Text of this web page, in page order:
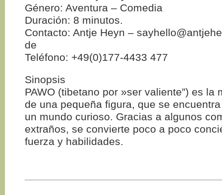
Género: Aventura – Comedia
Duración: 8 minutos.
Contacto: Antje Heyn –
de
Teléfono: +49(0)177-4433 477
Sinopsis
PAWO (tibetano por »ser valiente”) es la
de una pequeña figura, que se
un mundo curioso. Gracias a algunos
extraños, se convierte poco a poco
fuerza y habilidades.